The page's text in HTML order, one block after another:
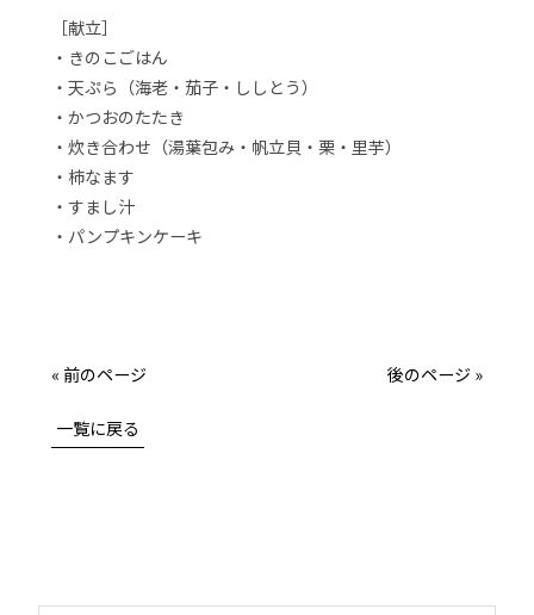
［献立］
・きのこごはん
・天ぷら（海老・茄子・ししとう）
・かつおのたたき
・炊き合わせ（湯葉包み・帆立貝・栗・里芋）
・柿なます
・すまし汁
・パンプキンケーキ
« 前のページ 後のページ »
一覧に戻る